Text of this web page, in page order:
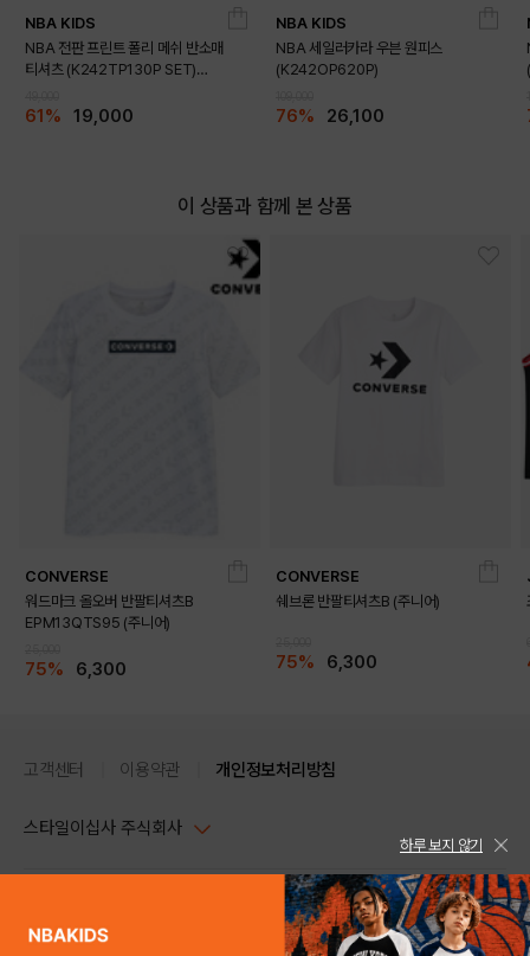
DETAILS
NBA KIDS
NBA 전판 프린트 폴리 메쉬 반소매
티셔츠 (K242TP130P SET)
61% 19,000
NBA KIDS
NBA 세일러카라 우븐 원피스
(K242OP620P)
76% 26,100
이 상품과 함께 본 상품
CONVERSE
워드마크 올오버 반팔티셔츠B
EPM13QTS95 (주니어)
75% 6,300
CONVERSE
쉐브론 반팔티셔츠B (주니어)
75% 6,300
고객센터 이용약관 개인정보처리방침
스타일이십사 주식회사
주소 : 서울시 강남구 논현로 633, 6층 (논현동, 한세엠케이빌딩)
사업자등록번호 : 116-81-32499
스타일24 고객센터 1544-5336
하루 보지 않기